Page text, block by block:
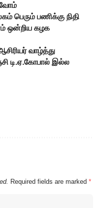
பெரும் பணிக்கு நிதி
ஒன்றிய கழக
வாழ்த்து
டி.ஏ.கோபால் இல்ல
Required fields are marked *